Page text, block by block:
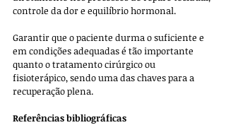
controle da dor e equilíbrio hormonal.
Garantir que o paciente durma o suficiente e
em condições adequadas é tão importante
quanto o tratamento cirúrgico ou
fisioterápico, sendo uma das chaves para a
recuperação plena.
Referências bibliográficas